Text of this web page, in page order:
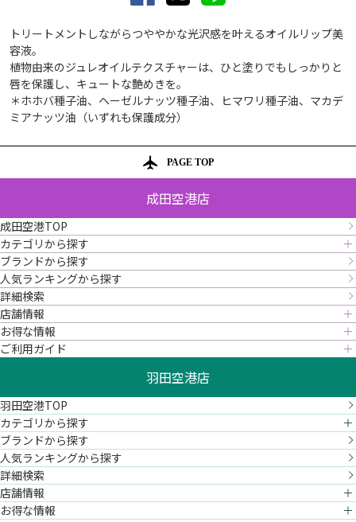
トリートメントしながらつややかな光沢感を叶えるオイルリップ美
容液。
植物由来のジュレオイルテクスチャーは、ひと塗りでもしっかりと
唇を保護し、キュートな艶めきを。
＊ホホバ種子油、ヘーゼルナッツ種子油、ヒマワリ種子油、マカデ
ミアナッツ油（いずれも保護成分）
PAGE TOP
成田空港店
成田空港TOP
カテゴリから探す
ブランドから探す
人気ランキングから探す
詳細検索
店舗情報
お得な情報
ご利用ガイド
羽田空港店
羽田空港TOP
カテゴリから探す
ブランドから探す
人気ランキングから探す
詳細検索
店舗情報
お得な情報